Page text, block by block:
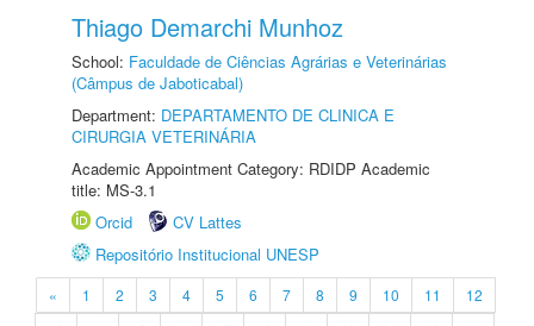
Thiago Demarchi Munhoz
School: Faculdade de Ciências Agrárias e Veterinárias
(Câmpus de Jaboticabal)
Department: DEPARTAMENTO DE CLINICA E
CIRURGIA VETERINÁRIA
Academic Appointment Category: RDIDP Academic
title: MS-3.1
Orcid
CV Lattes
Repositório Institucional UNESP
« 1 2 3 4 5 6 7 8 9 10 11
12